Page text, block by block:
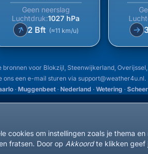
Geen neerslag
Luchtdruk:1027 hPa
↑ 2 Bft (≈11 km/u) ↑
bronnen voor Blokzijl, Steenwijkerland,
ons een e-mail sturen via support@weather4u.nl.
· Muggenbeet · Nederland · Wetering ·
cookies om instellingen zoals je thema
fratsen. Door op Akkoordte klikken geef